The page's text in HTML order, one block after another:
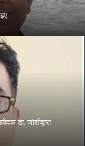
डा. जोशीद्वारा